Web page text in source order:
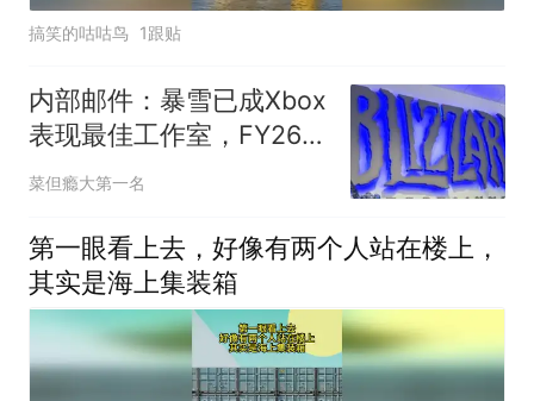
搞笑的咕咕鸟 1跟贴
内部邮件：暴雪已成Xbox
表现最佳工作室，FY26超
额完成微软预期
菜但瘾大第一名
第一眼看上去，好像有两个人站在楼上，
其实是海上集装箱